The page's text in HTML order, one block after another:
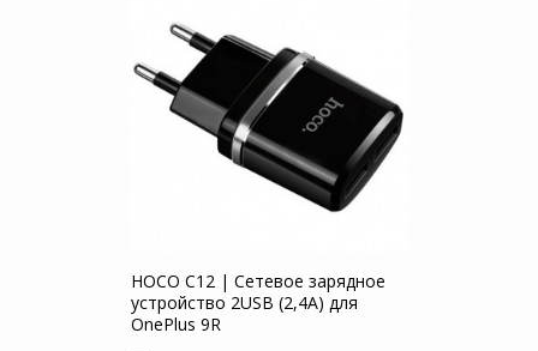
HOCO C12 | Сетевое зарядное
устройство 2USB (2,4А) для
OnePlus 9R